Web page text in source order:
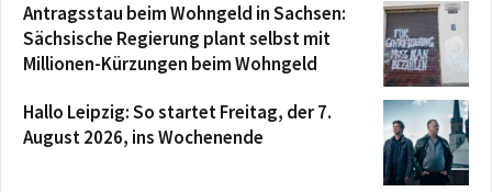
Antragsstau beim Wohngeld in Sachsen:
Sächsische Regierung plant selbst mit
Millionen-Kürzungen beim Wohngeld
Hallo Leipzig: So startet Freitag, der 7.
August 2026, ins Wochenende